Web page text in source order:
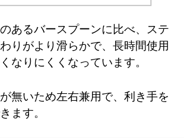
あるバースプーンに比べ、ステ
りがより滑らかで、長時間使用
なりにくくなっています。
無いため左右兼用で、利き手を
ます。